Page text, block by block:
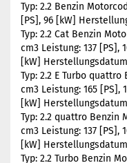
Typ: 2.2 Benzin
[PS], 96 [kW]
Typ: 2.2 Cat Benzin
cm3 Leistung: 137 [PS],
[kW] Herstellungsdatum:
Typ: 2.2 E Turbo quattro
cm3 Leistung: 165 [PS],
[kW]
Typ: 2.2 quattro Benzin
cm3 Leistung: 137 [PS],
[kW] Herstellungsdatum:
Typ: 2.2 Turbo Benzin